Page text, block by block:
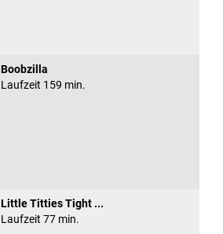
Boobzilla
Laufzeit 159 min.
Little Titties Tight ...
Laufzeit 77 min.